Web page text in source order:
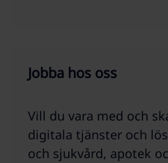
Jobba hos oss
Vill du vara med och
digitala tjänster och
och sjukvård, apotek